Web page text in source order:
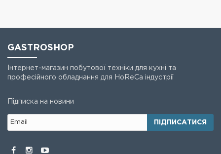
GASTROSHOP
Інтернет-магазин побутової техніки для кухні та
професійного обладнання для HoReCa індустрії
Підписка на новини
ПІДПИСАТИСЯ